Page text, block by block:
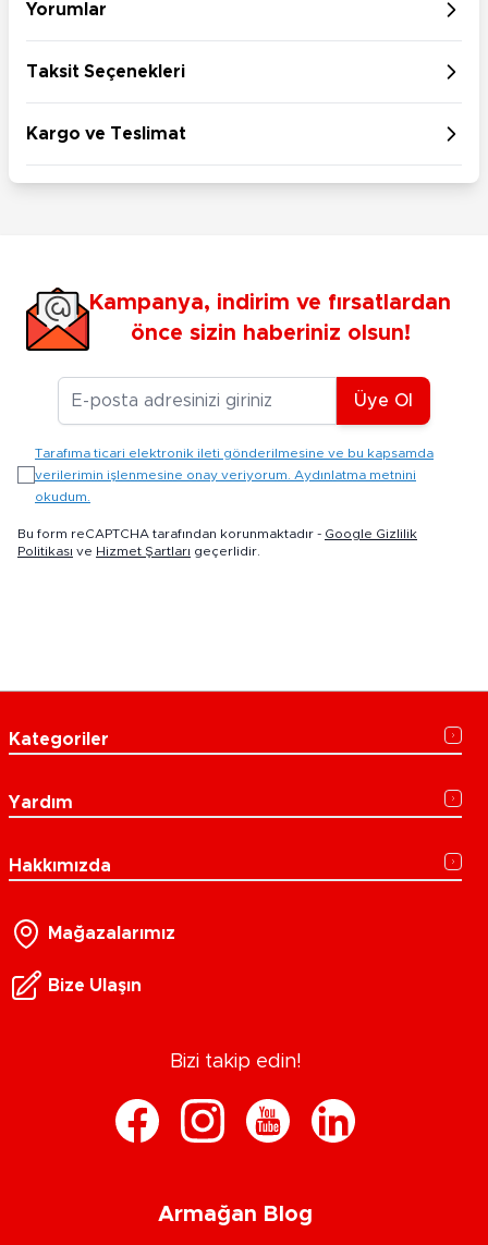
Yorumlar
Taksit Seçenekleri
Kargo ve Teslimat
Kampanya, indirim ve fırsatlardan
önce sizin haberiniz olsun!
E-posta Adresiniz
Üye Ol
Tarafıma ticari elektronik ileti gönderilmesine ve bu kapsamda
verilerimin işlenmesine onay veriyorum. Aydınlatma metnini
okudum.
Bu form reCAPTCHA tarafından korunmaktadır - Google Gizlilik
Politikası ve Hizmet Şartları geçerlidir.
Kategoriler
Yardım
Hakkımızda
Mağazalarımız
Bize Ulaşın
Bizi takip edin!
Armağan Blog